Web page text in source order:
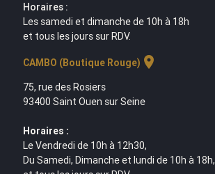
Horaires :
Les samedi et dimanche de 10h à 18h
et tous les jours sur RDV.
CAMBO (Boutique Rouge) location_on
75, rue des Rosiers
93400 Saint Ouen sur Seine
Horaires :
Le Vendredi de 10h à 12h30,
Du Samedi, Dimanche et lundi de 10h à 18h,